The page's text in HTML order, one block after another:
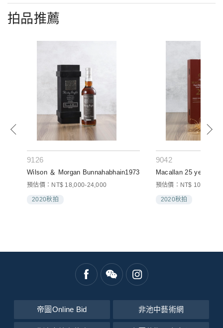
拍品推薦
9126
Wilson ＆ Morgan Bunnahabhain1973
預估價：NT$ 18,000-24,000
2020秋拍
9042
Macallan 25 years
預估價：NT$ 100,000-
2020秋拍
帝圖Online Bid 非池中藝術網